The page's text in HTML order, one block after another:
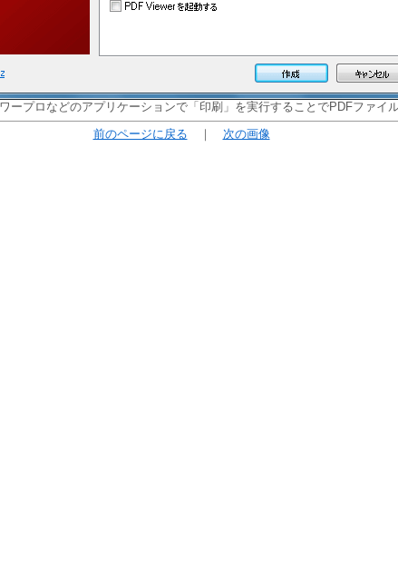
ープロなどのアプリケーションで「印刷」を実行することでPDFファイ
前のページに戻る ｜ 次の画像